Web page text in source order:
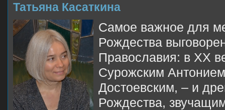
Татьяна Касаткина
Самое важное для
Рождества
Православия: в XX
Сурожским
Достоевским, – и
Рождества,